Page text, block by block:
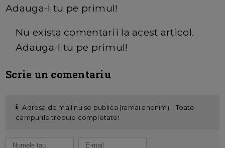
Adauga-l tu pe primul!
Nu exista comentarii la acest articol.
Adauga-l tu pe primul!
Scrie un comentariu
Adresa de mail nu se publica (ramai anonim). | Toate
campurile trebuie completate!